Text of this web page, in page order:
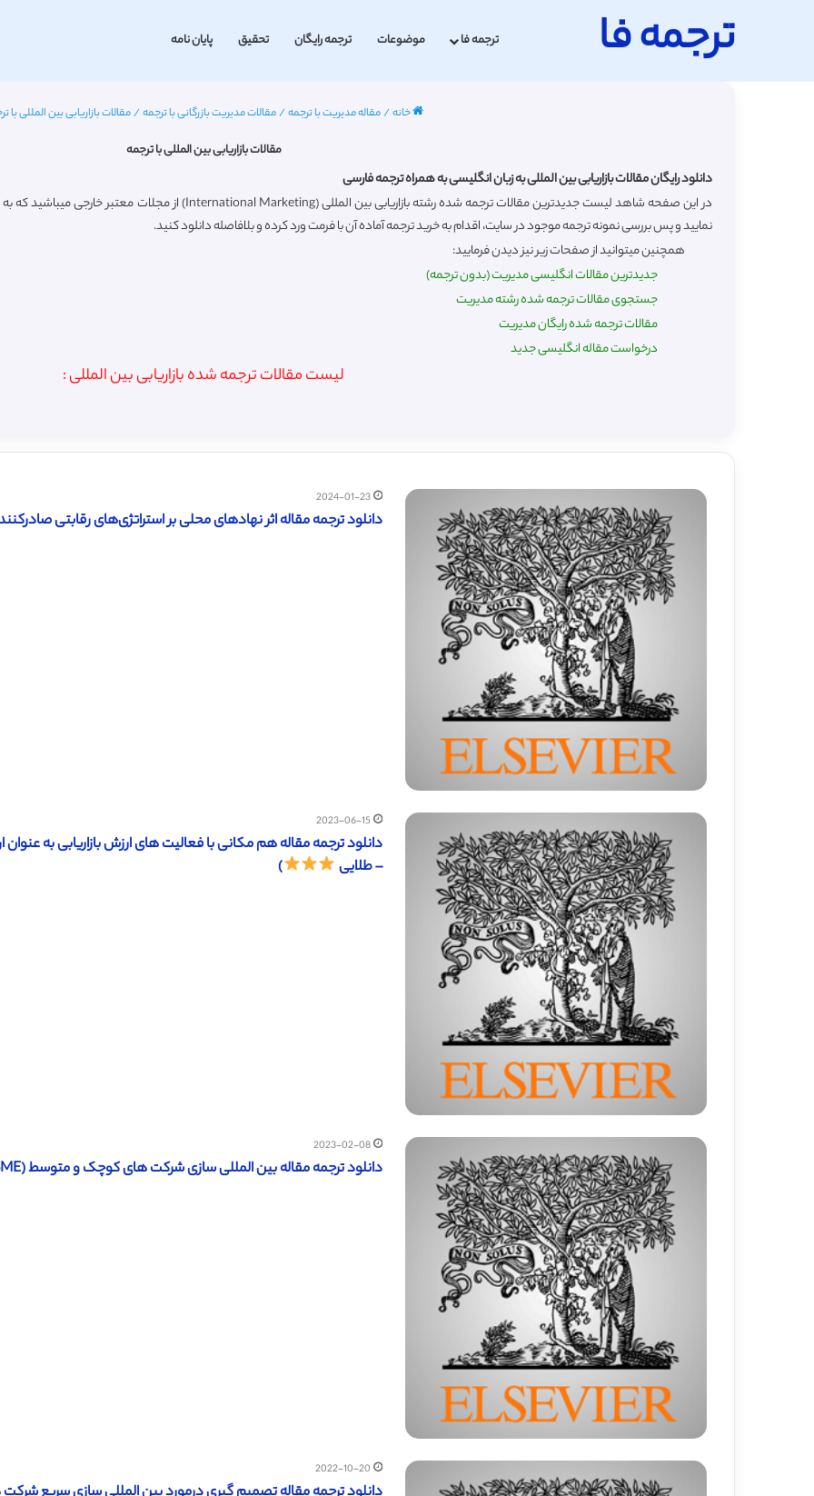
ترجمه فا ترجمه فا موضوعات ترجمه رایگان تحقیق پایان نامه
خانه/مقاله مدیریت با ترجمه/مقالات مدیریت بازرگانی با ترجمه/مقالات بازاریابی بین المللی با
مقالات بازاریابی بین المللی با ترجمه
دانلود رایگان مقالات بازاریابی بین المللی به زبان انگلیسی به همراه ترجمه فارسی
نمایید و پس بررسی نمونه ترجمه موجود در سایت، اقدام به خرید ترجمه آماده آن با فرمت ورد کرده و بلافاصله دانلود کنید.
همچنین میتوانید از صفحات زیر نیز دیدن فرمایید:
جدیدترین مقالات انگلیسی مدیریت (بدون ترجمه)
جستجوی مقالات ترجمه شده رشته مدیریت
مقالات ترجمه شده رایگان مدیریت
درخواست مقاله انگلیسی جدید
لیست مقالات ترجمه شده بازاریابی بین المللی :
2024-01-23
دانلود ترجمه مقاله اثر نهادهای محلی بر استراتژی‌های رقابتی
2023-06-15
– طلایی )
2023-02-08
دانلود ترجمه مقاله بین المللی سازی شرکت های کوچک و متوسط (SMEها) (ساینس دایرکت – الزویر 2020)
2022-10-20